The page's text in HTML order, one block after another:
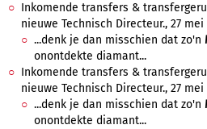
Inkomende transfers &
nieuwe Technisch Directeur., 27 mei
...denk je dan misschien dat zo'n
onontdekte diamant...
Inkomende transfers &
nieuwe Technisch Directeur., 27 mei
...denk je dan misschien dat zo'n
onontdekte diamant...